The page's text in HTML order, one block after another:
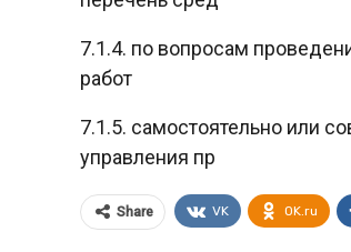
7.1.4. по вопросам
работ
7.1.5. самостоятельно или
управления пр
Share VK OK.ru